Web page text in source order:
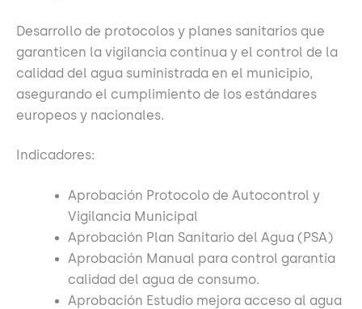
Desarrollo de protocolos y planes sanitarios que
garanticen la vigilancia continua y el control de la
calidad del agua suministrada en el municipio,
asegurando el cumplimiento de los estándares
europeos y nacionales.
Indicadores:
Aprobación Protocolo de Autocontrol y
Vigilancia Municipal
Aprobación Plan Sanitario del Agua (PSA)
Aprobación Manual para control garantía
calidad del agua de consumo.
Aprobación Estudio mejora acceso al agua